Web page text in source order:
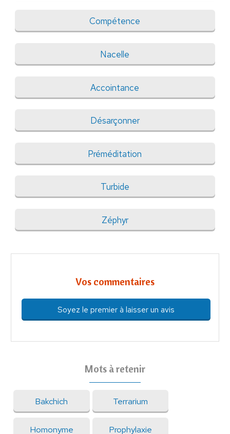
Compétence
Nacelle
Accointance
Désarçonner
Préméditation
Turbide
Zéphyr
Vos commentaires
Soyez le premier à laisser un avis
Mots à retenir
Bakchich Terrarium
Homonyme Prophylaxie